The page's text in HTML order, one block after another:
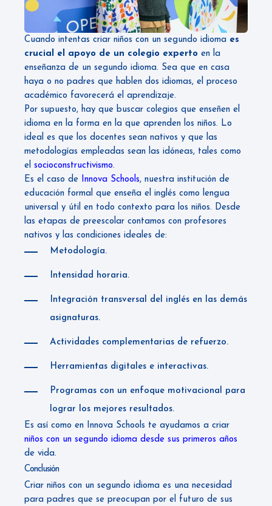
Cuando intentas criar niños con un segundo idioma es
crucial el apoyo de un colegio experto en la
enseñanza de un segundo idioma. Sea que en casa
haya o no padres que hablen dos idiomas, el proceso
académico favorecerá el aprendizaje.
Por supuesto, hay que buscar colegios que enseñen el
idioma en la forma en la que aprenden los niños. Lo
ideal es que los docentes sean nativos y que las
metodologías empleadas sean las idóneas, tales como
el socioconstructivismo.
Es el caso de Innova Schools, nuestra institución de
educación formal que enseña el inglés como lengua
universal y útil en todo contexto para los niños. Desde
las etapas de preescolar contamos con profesores
nativos y las condiciones ideales de:
Metodología.
Intensidad horaria.
Integración transversal del inglés en las demás
asignaturas.
Actividades complementarias de refuerzo.
Herramientas digitales e interactivas.
Programas con un enfoque motivacional para
lograr los mejores resultados.
Es así como en Innova Schools te ayudamos a criar
niños con un segundo idioma desde sus primeros años
de vida.
Conclusión
Criar niños con un segundo idioma es una necesidad
para padres que se preocupan por el futuro de sus